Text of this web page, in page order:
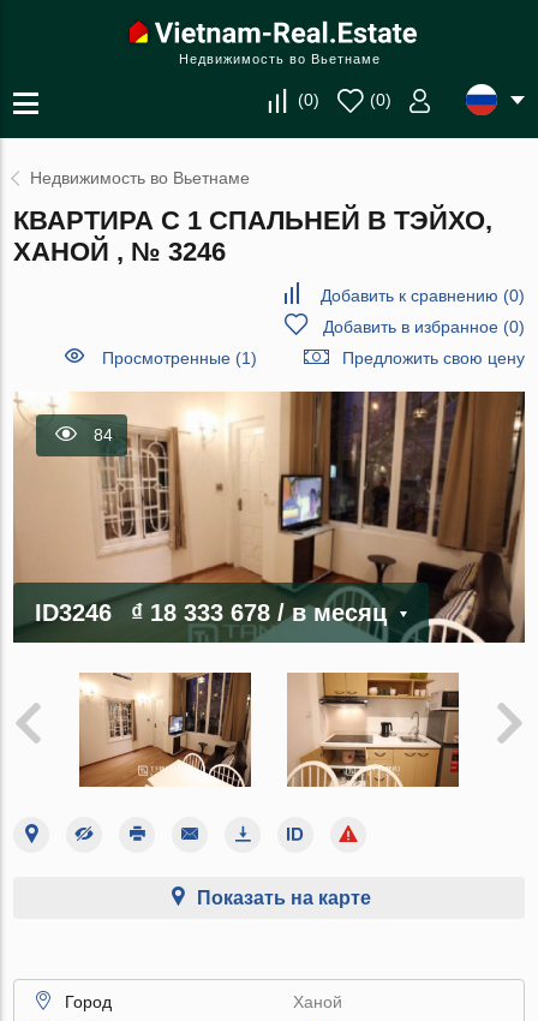
Недвижимость во Вьетнаме
(0) (0)
Недвижимость во Вьетнаме
КВАРТИРА С 1 СПАЛЬНЕЙ В ТЭЙХО,
ХАНОЙ , № 3246
Добавить к сравнению (0)
Добавить в избранное(0)
Просмотренные (1)
Предложить свою цену
84
ID3246 ₫ 18 333 678/ в месяц
Показать на карте
Город
Ханой